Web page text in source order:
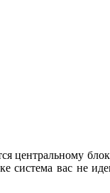
центральному
система вас не